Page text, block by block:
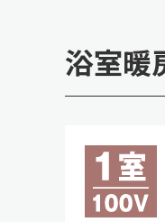
浴室暖